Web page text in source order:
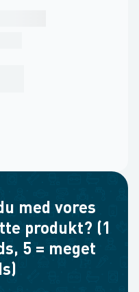
med vores
produkt? (1
5 = meget